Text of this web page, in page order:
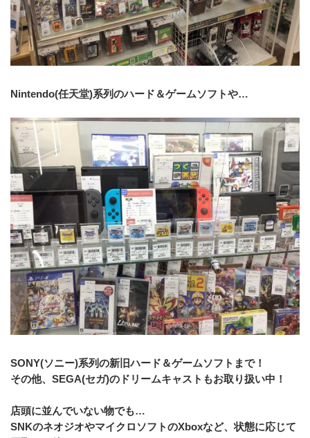
Nintendo(任天堂)系列のハード＆ゲームソフトや…
SONY(ソニー)系列の新旧ハード＆ゲームソフトまで！
その他、SEGA(セガ)のドリームキャストもお取り扱い中！
店頭に並んでいない物でも…
SNKのネオジオやマイクロソフトのXboxなど、状態に応じて